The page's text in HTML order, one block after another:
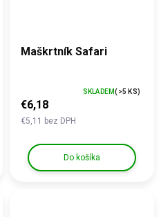
Maškrtník Safari
€5,11 bez DPH
€6,18
SKLADEM(>5 KS)
Do košíka